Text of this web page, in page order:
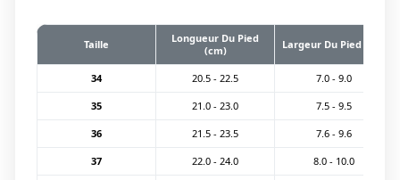
Taille
Longueur Du Pied
(cm)
Largeur Du Pied (cm)
34 20.5 - 22.5 7.0 - 9.0
35 21.0 - 23.0 7.5 - 9.5
36 21.5 - 23.5 7.6 - 9.6
37 22.0 - 24.0 8.0 - 10.0